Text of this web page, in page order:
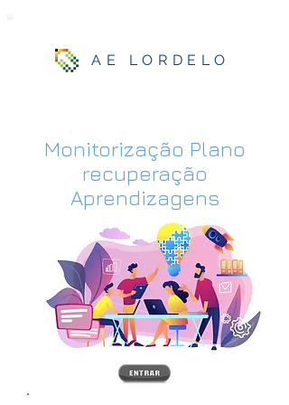
AE LORDELO
Monitorização Plano
recuperação
Aprendizagens